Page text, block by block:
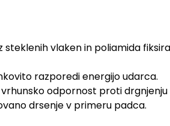
vlaken in poliamida
razporedi energijo udarca.
odpornost proti
drsenje v primeru padca.